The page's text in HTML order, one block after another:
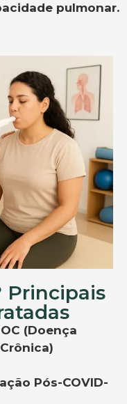
pulmonar.
Principais
(Doença
Pós-COVID-